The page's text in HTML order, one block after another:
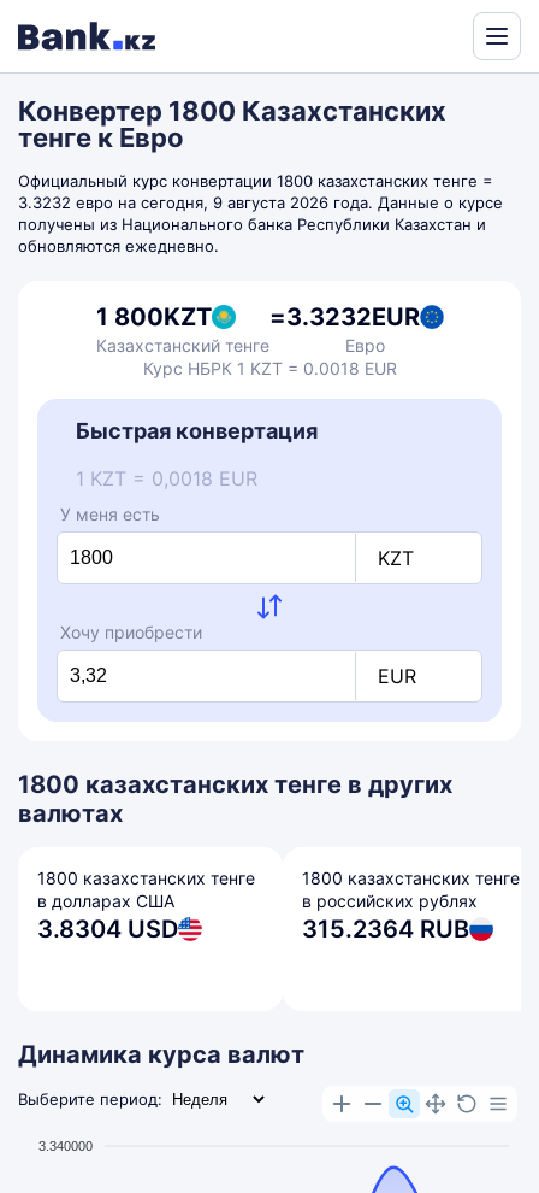
by
Translate
Конвертер 1800 Казахстанских
тенге к Евро
Официальный курс конвертации 1800 казахстанских тенге =
3.3232 евро на сегодня, 9 августа 2026 года. Данные о курсе
получены из Национального банка Республики Казахстан и
обновляются ежедневно.
1 800KZT
Казахстанский тенге
=3.3232EUR
Евро
Курс НБРК 1 KZT = 0.0018 EUR
Быстрая конвертация
1 KZT = 0,0018 EUR
У меня есть
KZT
Хочу приобрести
EUR
1800 казахстанских тенге в других
валютах
1800 казахстанских тенге
в долларах США
3.8304 USD
1800 казахстанских тенге
в российских рублях
315.2364 RUB
Динамика курса валют
Выберите период:
3.340000